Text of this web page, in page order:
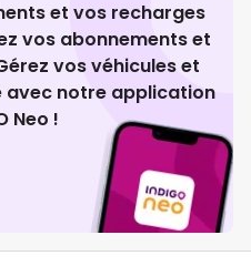
et vos recharges
vos abonnements et
vos véhicules et
avec notre application
Neo !